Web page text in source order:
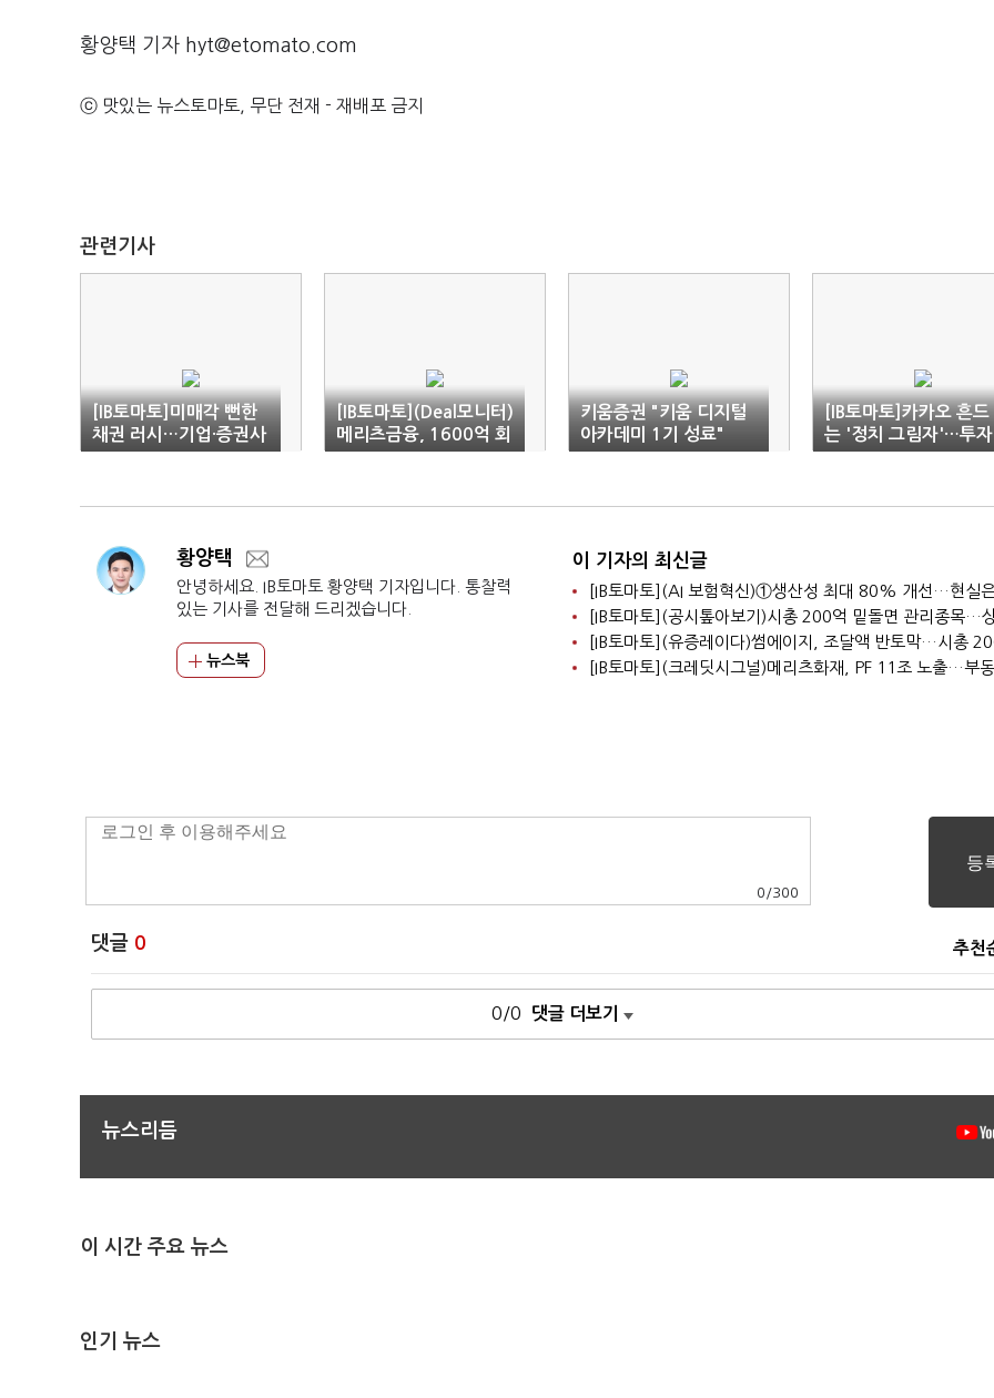
황양택 기자 hyt@etomato.com
ⓒ 맛있는 뉴스토마토, 무단 전재 - 재배포 금지
관련기사
[IB토마토]미매각 뻔한
채권 러시…기업·증권사
'공생 논리'
[IB토마토](Deal모니터)
메리츠금융, 1600억 회
사채로 유동성 숨통
키움증권 "키움 디지털
아카데미 1기 성료"
[IB토마토]카카오 흔드
는 '정치 그림자'…투자
전열 재정비
황양택
안녕하세요. IB토마토 황양택 기자입니다. 통찰력
있는 기사를 전달해 드리겠습니다.
뉴스북
이 기자의 최신글
0 /300
댓글 0 추천
0/0 댓글 더보기
뉴스리듬
이 시간 주요 뉴스
인기 뉴스